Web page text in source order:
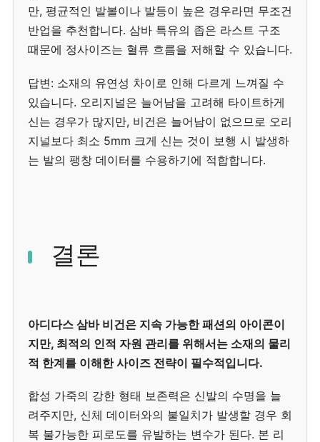
만, 평균적인 발볼이나 발등이 높은 경우라면 무조건
반업을 추천합니다. 삼바 특유의 좁은 라스트 구조
때문에 정사이즈는 혈류 흐름을 저해할 수 있습니다.
답변: 소재의 유연성 차이로 인해 다르게 느껴질 수
있습니다. 오리지널은 늘어남을 고려해 타이트하게
신는 경우가 많지만, 비건은 늘어남이 없으므로 오리
지널보다 최소 5mm 크게 신는 것이 보행 시 발생하
는 발의 팽창 데이터를 수용하기에 적합합니다.
결론
아디다스 삼바 비건은 지속 가능한 패션의 아이콘이
지만, 최적의 인적 자원 관리를 위해서는 소재의 물리
적 한계를 이해한 사이즈 전략이 필수적입니다.
합성 가죽의 강한 형태 보존력은 신발의 수명을 늘
려주지만, 신체 데이터와의 불일치가 발생할 경우 회
복 불가능한 피로도를 유발하는 변수가 된다. 본 리